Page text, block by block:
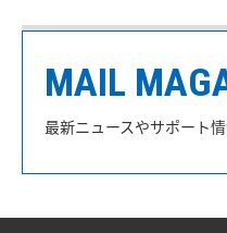
MAIL
最新ニュースやサポート